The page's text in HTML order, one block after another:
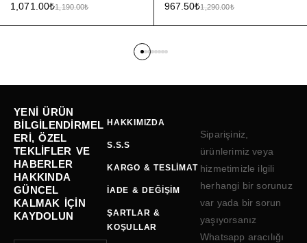
1,190.00₺
1,071.00₺ 1,290.00₺
967.50₺
YENI ÜRÜN
BILGILENDIRMEL
ERI, ÖZEL
TEKLIFLER VE
HABERLER
HAKKINDA
GÜNCEL
KALMAK IÇIN
KAYDOLUN
HAKKIMIZDA
S.S.S
KARGO & TESLIMAT
İADE & DEĞIŞIM
ŞARTLAR &
KOŞULLAR
Siparişiniz,
ürünlerimiz veya
hizmetimizle ilgili
herhangi bir sorunuz
var yada bir sorun
yaşıyorsanız
Whatsapp aracılığı